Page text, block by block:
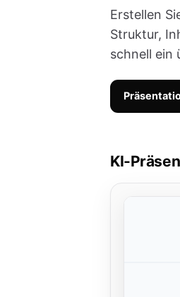
Erstellen
Struktur,
schnell ein
KI-